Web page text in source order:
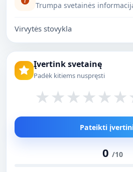
Trumpa svetainės
Virvytės stovykla
Įvertink svetainę
Padėk kitiems nuspręsti
★★★★★★
Pateikti
0 /10